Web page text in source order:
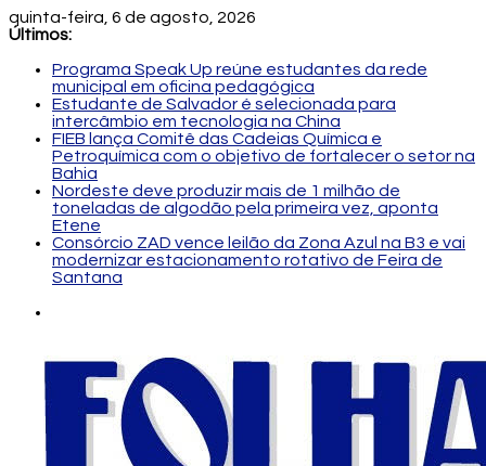
quinta-feira, 6 de agosto, 2026
Últimos:
Programa Speak Up reúne estudantes da rede
municipal em oficina pedagógica
Estudante de Salvador é selecionada para
intercâmbio em tecnologia na China
FIEB lança Comitê das Cadeias Química e
Petroquímica com o objetivo de fortalecer o setor na
Bahia
Nordeste deve produzir mais de 1 milhão de
toneladas de algodão pela primeira vez, aponta
Etene
Consórcio ZAD vence leilão da Zona Azul na B3 e vai
modernizar estacionamento rotativo de Feira de
Santana